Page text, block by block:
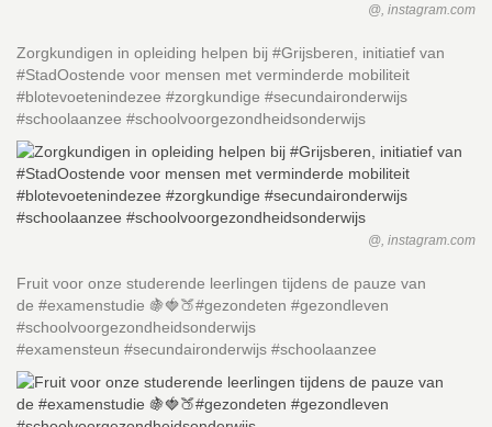
@, instagram.com
Zorgkundigen in opleiding helpen bij #Grijsberen, initiatief van
#StadOostende voor mensen met verminderde mobiliteit
#blotevoetenindezee #zorgkundige #secundaironderwijs
#schoolaanzee #schoolvoorgezondheidsonderwijs
@, instagram.com
Fruit voor onze studerende leerlingen tijdens de pauze van
de #examenstudie 🍇🍓🍑#gezondeten #gezondleven
#schoolvoorgezondheidsonderwijs
#examensteun #secundaironderwijs #schoolaanzee